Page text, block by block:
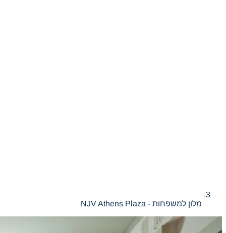
מלון למשפחות - NJV Athens Plaza